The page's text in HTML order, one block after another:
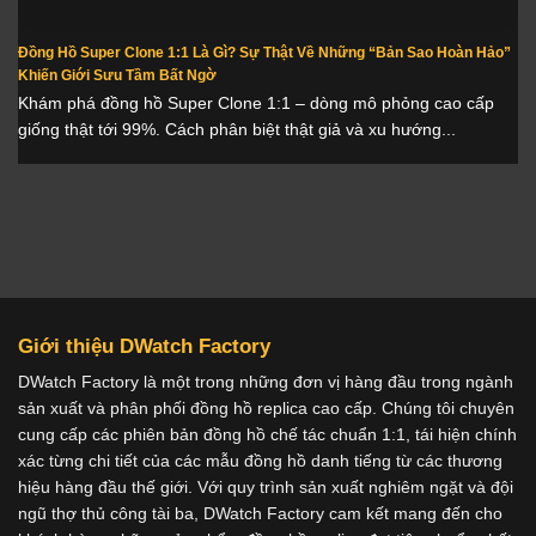
Đồng Hồ Super Clone 1:1 Là Gì? Sự Thật Về Những “Bản Sao Hoàn Hảo”
Khiến Giới Sưu Tầm Bất Ngờ
Khám phá đồng hồ Super Clone 1:1 – dòng mô phỏng cao cấp
giống thật tới 99%. Cách phân biệt thật giả và xu hướng...
Giới thiệu DWatch Factory
DWatch Factory là một trong những đơn vị hàng đầu trong ngành
sản xuất và phân phối đồng hồ replica cao cấp. Chúng tôi chuyên
cung cấp các phiên bản đồng hồ chế tác chuẩn 1:1, tái hiện chính
xác từng chi tiết của các mẫu đồng hồ danh tiếng từ các thương
hiệu hàng đầu thế giới. Với quy trình sản xuất nghiêm ngặt và đội
ngũ thợ thủ công tài ba, DWatch Factory cam kết mang đến cho